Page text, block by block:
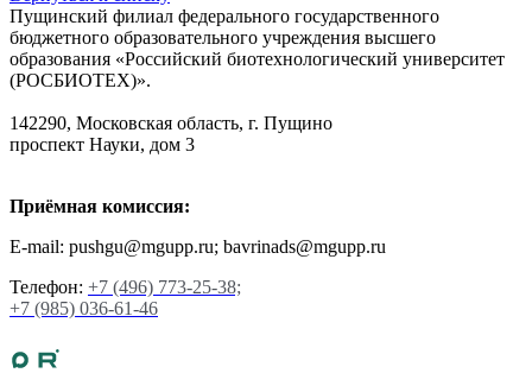
Пущинский филиал федерального государственного
бюджетного образовательного учреждения высшего
образования «Российский биотехнологический университет
(РОСБИОТЕХ)».
142290, Московская область, г. Пущино
проспект Науки, дом 3
Приёмная комиссия:
E-mail: pushgu@mgupp.ru; bavrinads@mgupp.ru
Телефон: +7 (496) 773-25-38;
+7 (985) 036-61-46